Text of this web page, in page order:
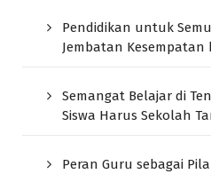
Pendidikan untuk
Jembatan Kesempatan
Semangat Belajar di
Siswa Harus Sekolah
Peran Guru sebagai